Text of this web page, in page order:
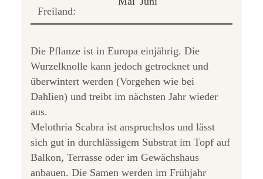
Freiland:
Die Pflanze ist in Europa einjährig. Die
Wurzelknolle kann jedoch getrocknet und
überwintert werden (Vorgehen wie bei
Dahlien) und treibt im nächsten Jahr wieder
aus.
Melothria Scabra ist anspruchslos und lässt
sich gut in durchlässigem Substrat im Topf auf
Balkon, Terrasse oder im Gewächshaus
anbauen. Die Samen werden im Frühjahr